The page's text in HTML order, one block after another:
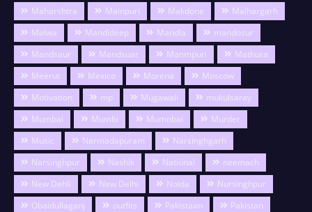
Maharshtra
Mainpuri Makdone
Malhargarh
Malwa
Mandideep Mandla
mandosur
Mandsaur
Mandsuar Manmpuri
Mathura
Meerut
Mexico Morena
Moscow
Motivation
mp Mugawali
mukulsaray
Mumbai
Mumbi Mumnbai
Murder
Music
Narmadapuram
Narsinghgarh
Narsinghpur
Nashik National
neemach
New Dehli
New Delhi Noida
Nursinghpur
Obaidullaganj
outfits Pakistaan
Pakistan